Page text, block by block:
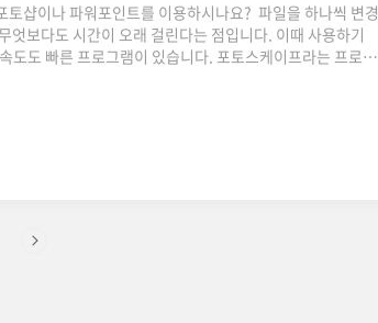
토샵이나 파워포인트를 이용하시나요? 파일을 하나씩 변경
엇보다도 시간이 오래 걸린다는 점입니다. 이때 사용하기
도도 빠른 프로그램이 있습니다. 포토스케이프라는 프로그
능에 대한 사용법도 간단히 알려드리겠으니 무료로 다운로
웨어로 사진편집에 자주 사용하는 기능들을 통해 사용자가
록 만든 프로그램입니다. 저 같은 경우는 블로그에 글을 쓰